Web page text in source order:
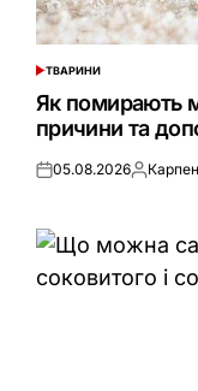
ОПУБЛІКУВАТИ
У
ТВАРИНИ
Як помирають
причини та
Оприлюднено
05.08.2026